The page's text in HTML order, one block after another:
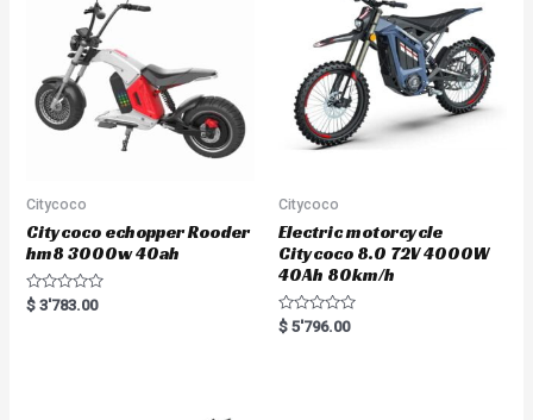
Citycoco
Citycoco echopper Rooder
hm8 3000w 40ah
Rated
0
$ 3'783.00
Citycoco
Electric motorcycle
Citycoco 8.0 72V 4000W
40Ah 80km/h
Rated
0
$ 5'796.00